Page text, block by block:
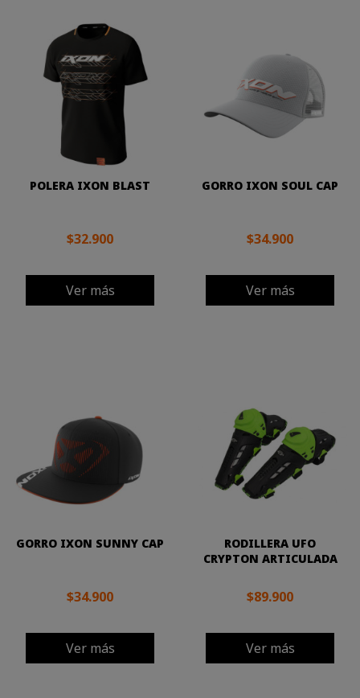
POLERA IXON BLAST
$32.900
Ver más
GORRO IXON SOUL CAP
$34.900
Ver más
GORRO IXON SUNNY CAP
$34.900
Ver más
RODILLERA UFO
CRYPTON ARTICULADA
$89.900
Ver más